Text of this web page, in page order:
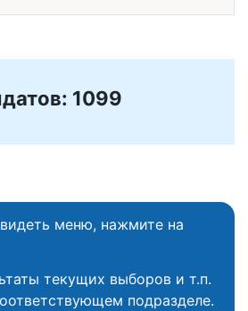
1099
меню, нажмите на
текущих выборов и т.п.
подразделе.